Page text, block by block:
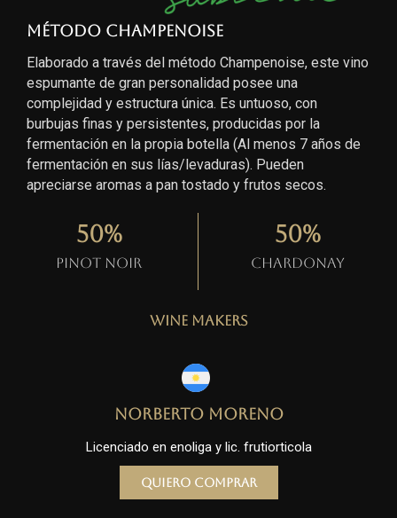
Método Champenoise
Elaborado a través del método Champenoise, este vino
espumante de gran personalidad posee una
complejidad y estructura única. Es untuoso, con
burbujas finas y persistentes, producidas por la
fermentación en la propia botella (Al menos 7 años de
fermentación en sus lías/levaduras). Pueden
apreciarse aromas a pan tostado y frutos secos.
Pinot Noir
50%
Chardonay
50%
Wine Makers
Norberto Moreno
Licenciado en enoliga y lic. frutiorticola
Quiero comprar